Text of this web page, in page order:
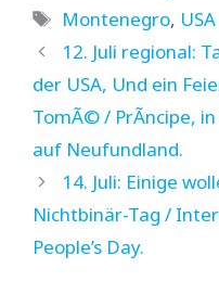
Schlagwörter
Montenegro, USA
12. Juli regional:
der USA, Und ein
TomÃ© / PrÃ­ncipe,
auf Neufundland.
14. Juli: Einige
Nichtbinär-Tag /
People’s Day.